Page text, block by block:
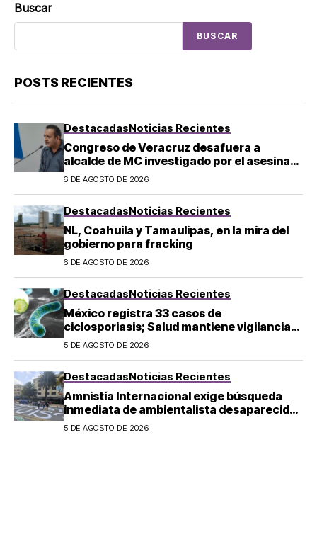
Buscar
BUSCAR
POSTS RECIENTES
DestacadasNoticias Recientes
Congreso de Veracruz desafuera a
alcalde de MC investigado por el asesinato
de la periodista Roxana Guzmán
6 DE AGOSTO DE 2026
DestacadasNoticias Recientes
NL, Coahuila y Tamaulipas, en la mira del
gobierno para fracking
6 DE AGOSTO DE 2026
DestacadasNoticias Recientes
México registra 33 casos de
ciclosporiasis; Salud mantiene vigilancia
epidemiológica
5 DE AGOSTO DE 2026
DestacadasNoticias Recientes
Amnistía Internacional exige búsqueda
inmediata de ambientalista desaparecido
en Michoacán
5 DE AGOSTO DE 2026